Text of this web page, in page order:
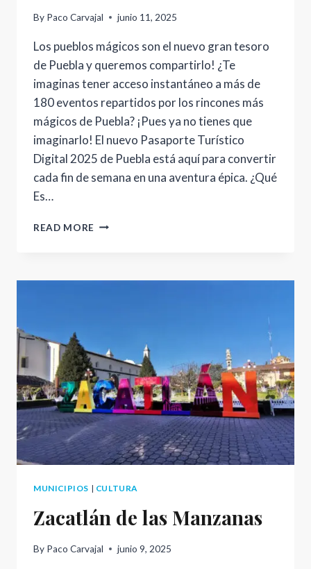
By Paco Carvajal junio 11, 2025
Los pueblos mágicos son el nuevo gran tesoro
de Puebla y queremos compartirlo! ¿Te
imaginas tener acceso instantáneo a más de
180 eventos repartidos por los rincones más
mágicos de Puebla? ¡Pues ya no tienes que
imaginarlo! El nuevo Pasaporte Turístico
Digital 2025 de Puebla está aquí para convertir
cada fin de semana en una aventura épica. ¿Qué
Es…
READ MORE LOS
DE
DIGITAL
A
LA
AVENTURA
PERFECTA
MUNICIPIOS | CULTURA
Zacatlán de las Manzanas
By Paco Carvajal junio 9, 2025